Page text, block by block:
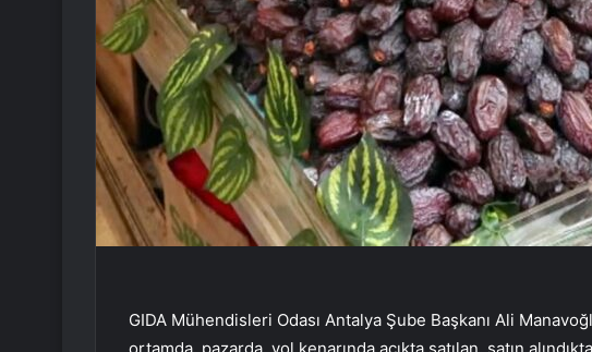
GIDA Mühendisleri Odası Antalya Şube Başkanı Ali